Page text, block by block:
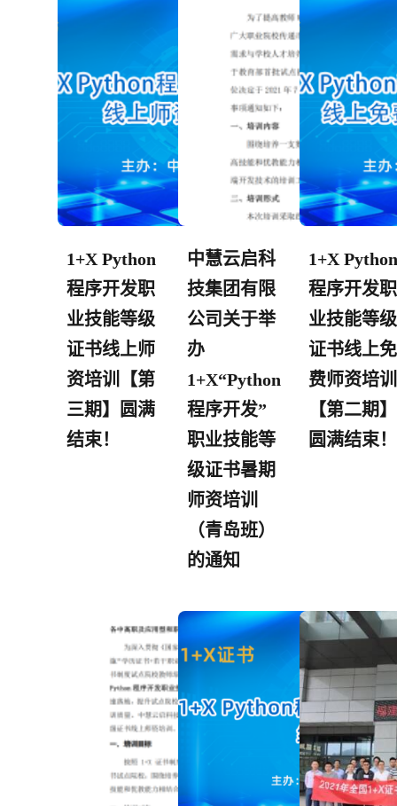
1+X Python
程序开发职
业技能等级
证书线上师
资培训【第
三期】圆满
结束！
中慧云启科
技集团有限
公司关于举
办
1+X“Python
程序开发”
职业技能等
级证书暑期
师资培训
（青岛班）
的通知
1+X Python
程序开发职
业技能等级
证书线上免
费师资培训
【第二期】
圆满结束！